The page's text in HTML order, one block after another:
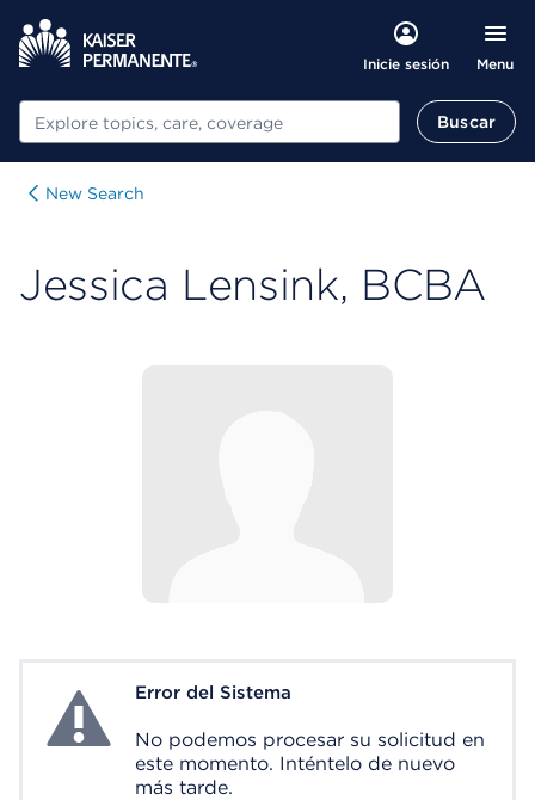
Inicie sesión Menu
Buscar Buscar
New Search
Jessica Lensink, BCBA
System ErrorError del Sistema
No podemos procesar su solicitud en
este momento. Inténtelo de nuevo
más tarde.